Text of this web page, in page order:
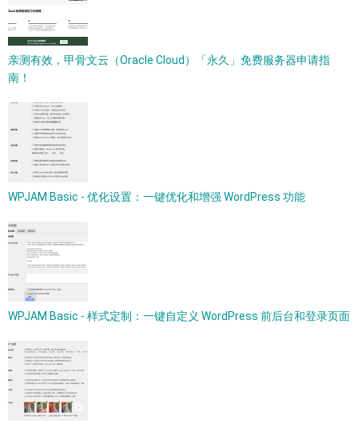
亲测有效，甲骨文云（Oracle Cloud）「永久」免费服务器申请指
南！
WPJAM Basic - 优化设置：一键优化和增强 WordPress 功能
WPJAM Basic - 样式定制：一键自定义 WordPress 前后台和登录页面